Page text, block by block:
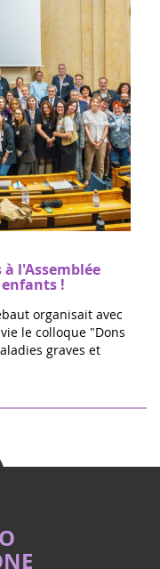
l'Assemblée
!
organisait avec
le colloque "Dons
graves et